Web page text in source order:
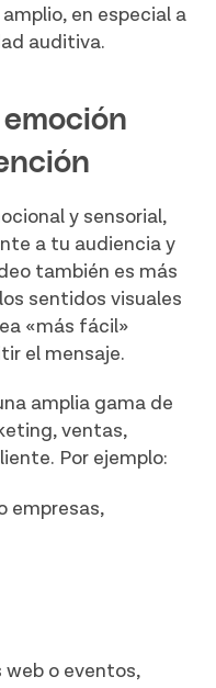
en especial a
auditiva.
y sensorial,
a tu audiencia y
también es más
sentidos visuales
«más fácil»
el mensaje.
amplia gama de
ventas,
Por ejemplo:
empresas,
o eventos,